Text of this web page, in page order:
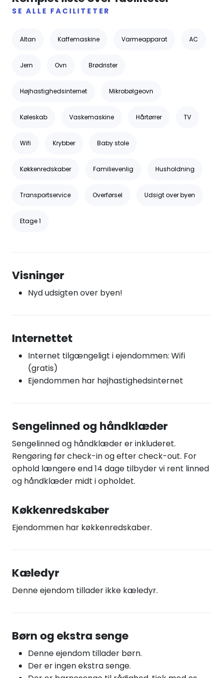
SE ALLE FACILITETER
Altan Kaffemaskine Varmeapparat AC
Jern Ovn Brødrister
Højhastighedsinternet Mikrobølgeovn
Køleskab Vaskemaskine Hårtørrer TV
Wifi Krybber Baby stole
Køkkenredskaber Familievenlig Husholdning
Transportservice Overførsel Udsigt over byen
Etage 1
Visninger
Nyd udsigten over byen!
Internettet
Internet tilgængeligt i ejendommen: Wifi
(gratis)
Ejendommen har højhastighedsinternet
Sengelinned og håndklæder
Sengelinned og håndklæder er inkluderet.
Rengøring før check-in og efter check-out. For
ophold længere end 14 dage tilbyder vi rent linned
og håndklæder midt i opholdet.
Køkkenredskaber
Ejendommen har køkkenredskaber.
Kæledyr
Denne ejendom tillader ikke kæledyr.
Børn og ekstra senge
Denne ejendom tillader børn.
Der er ingen ekstra senge.